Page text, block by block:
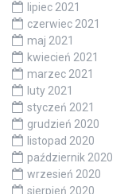
lipiec 2021
czerwiec 2021
maj 2021
kwiecień 2021
marzec 2021
luty 2021
styczeń 2021
grudzień 2020
listopad 2020
październik 2020
wrzesień 2020
sierpień 2020